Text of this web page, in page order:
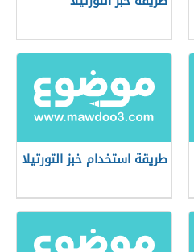
طريقة استخدام خبز التورتيلا